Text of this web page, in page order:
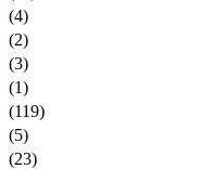
(4)
(2)
(3)
(1)
(119)
(5)
(23)